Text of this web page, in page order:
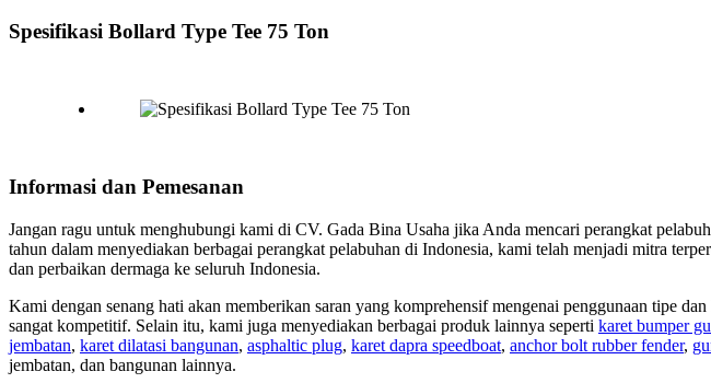
Spesifikasi Bollard Type Tee 75 Ton
Informasi dan Pemesanan
Jangan ragu untuk menghubungi kami di CV. Gada Bina Usaha jika Anda mencari perangkat
tahun dalam menyediakan berbagai perangkat pelabuhan di Indonesia, kami telah menjadi mitra
dan perbaikan dermaga ke seluruh Indonesia.
Kami dengan senang hati akan memberikan saran yang komprehensif mengenai penggunaan tipe
sangat kompetitif. Selain itu, kami juga menyediakan berbagai produk lainnya seperti karet bumper
jembatan, karet dilatasi bangunan, asphaltic plug, karet dapra speedboat, anchor bolt rubber fender,
jembatan, dan bangunan lainnya.